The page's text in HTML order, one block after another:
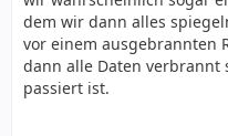
dem wir dann alles
vor einem ausgebrannten
dann alle Daten verbrannt
passiert ist.